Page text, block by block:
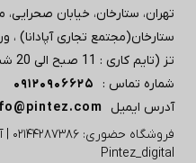
تز (تایم کاری : 11 صبح الی 20 شب)
شماره تماس :
09120906625
آدرس ایمیل
Pintez_digital